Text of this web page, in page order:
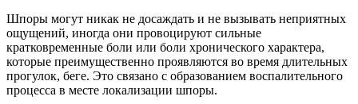
Шпоры могут никак не досаждать и не вызывать неприятных
ощущений, иногда они провоцируют сильные
кратковременные боли или боли хронического характера,
которые преимущественно проявляются во время длительных
прогулок, беге. Это связано с образованием воспалительного
процесса в месте локализации шпоры.